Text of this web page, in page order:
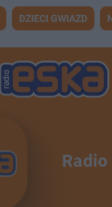
DZIECI GWIAZD